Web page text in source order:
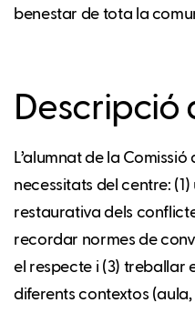
benestar de tota la
Descripció
L’alumnat de la
necessitats del centre:
restaurativa dels
recordar normes de
el respecte i (3) treballar
diferents contextos